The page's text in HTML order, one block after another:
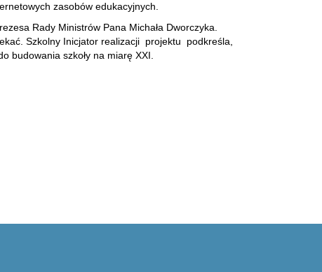
zasobów edukacyjnych.
Rady Ministrów Pana Michała Dworczyka.
Szkolny Inicjator realizacji projektu podkreśla,
budowania szkoły na miarę XXI.